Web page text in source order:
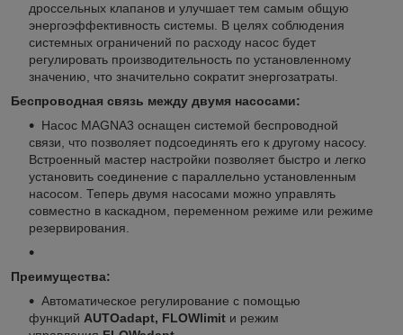
дроссельных клапанов и улучшает тем самым общую
энергоэффективность системы. В целях соблюдения
системных ограничений по расходу насос будет
регулировать производительность по установленному
значению, что значительно сократит энергозатраты.
Беспроводная связь между двумя насосами:
Насос MAGNA3 оснащен системой беспроводной
связи, что позволяет подсоединять его к другому насосу.
Встроенный мастер настройки позволяет быстро и легко
установить соединение с параллельно установленным
насосом. Теперь двумя насосами можно управлять
совместно в каскадном, переменном режиме или режиме
резервирования.
Преимущества:
Автоматическое регулирование с помощью
функций AUTOadapt, FLOWlimit и режим